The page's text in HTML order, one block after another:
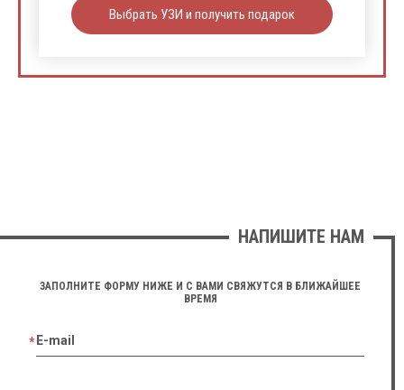
Выбрать УЗИ и получить подарок
НАПИШИТЕ НАМ
ЗАПОЛНИТЕ ФОРМУ НИЖЕ И С ВАМИ СВЯЖУТСЯ В БЛИЖАЙШЕЕ
ВРЕМЯ
E-mail